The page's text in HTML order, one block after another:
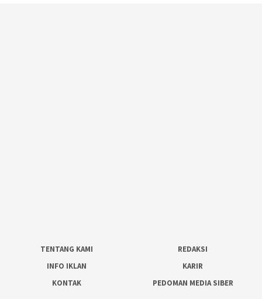
TENTANG KAMI
REDAKSI
INFO IKLAN
KARIR
KONTAK
PEDOMAN MEDIA SIBER